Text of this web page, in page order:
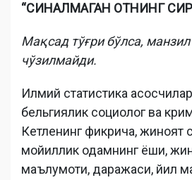
“СИНАЛМАГАН ОТНИНГ
Мақсад тўғри бўлса, манзил
чўзилмайди.
Илмий статистика
бельгиялик социолог ва
Кетленинг фикрича, жиноят
мойиллик одамнинг ёши,
маълумоти, даражаси, йил